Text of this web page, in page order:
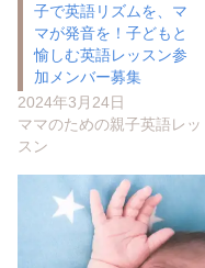
子で英語リズムを、マ
マが発音を！子どもと
愉しむ英語レッスン参
加メンバー募集
2024年3月24日
ママのための親子英語レッ
スン